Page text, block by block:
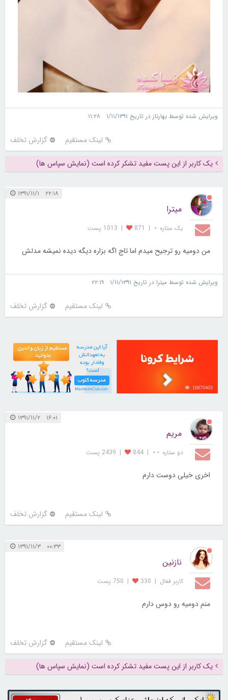
ویرایش شده توسط بهارناز در تاریخ ۱/۱۱/۱۳۹۱ ۱۱:۲۸
لینک مستقیم گزارش تخلف
یک کاربر از این پست مفید تشکر کرده است (نمایش سپاس ها)
۲۲:۱۸ ۱۳۹۱/۱۱/۱
میترا
یک ستاره ⋆ |
871
| 1013 پست
من دومیه رو ترجیح میدم اما تاج اگه بزاره دیگه دیده نمیشه مدلش
ویرایش شده توسط میترا در تاریخ ۱/۱۱/۱۳۹۱ ۲۲:۱۹
لینک مستقیم گزارش تخلف
16870403
21730493
۱۶:۰۱ ۱۳۹۱/۱۱/۲
مریم
دو ستاره ⋆⋆ |
844
| 2439 پست
اخری خیلی دوست دارم
لینک مستقیم گزارش تخلف
۰۰:۳۳ ۱۳۹۱/۱۱/۳
نازنین
کاربر فعال |
330
| 750 پست
منم دومیه رو دوس دارم
لینک مستقیم گزارش تخلف
یک کاربر از این پست مفید تشکر کرده است (نمایش سپاس ها)